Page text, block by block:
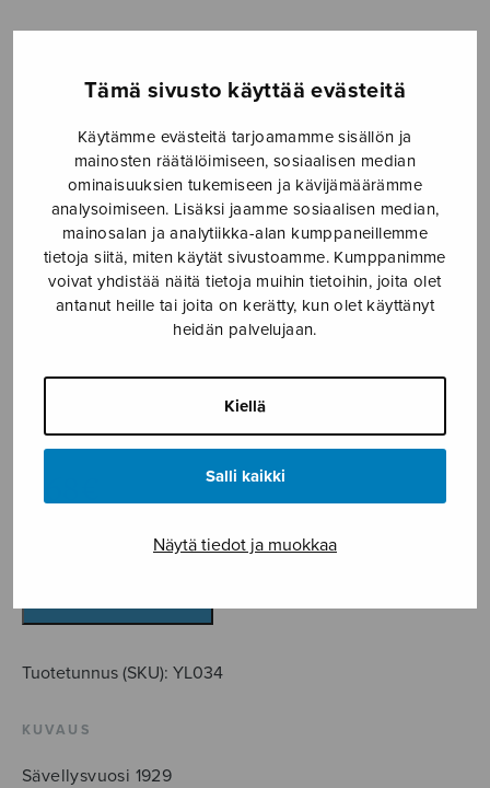
Tämä sivusto käyttää evästeitä
Käytämme evästeitä tarjoamamme sisällön ja
mainosten räätälöimiseen, sosiaalisen median
ominaisuuksien tukemiseen ja kävijämäärämme
analysoimiseen. Lisäksi jaamme sosiaalisen median,
mainosalan ja analytiikka-alan kumppaneillemme
tietoja siitä, miten käytät sivustoamme. Kumppanimme
voivat yhdistää näitä tietoja muihin tietoihin, joita olet
antanut heille tai joita on kerätty, kun olet käyttänyt
heidän palvelujaan.
Kiellä
Salli kaikki
Näytä tiedot ja muokkaa
NÄYTÄ KARTALLA
Etusivu › Nuottikauppa › Mieskuoro › Elegia
Elegia
Madetoja Leevi
Tuotetunnus (SKU): YL034
KUVAUS
Sävellysvuosi 1929